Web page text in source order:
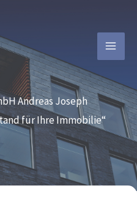
Andreas Joseph
für Ihre Immobilie“